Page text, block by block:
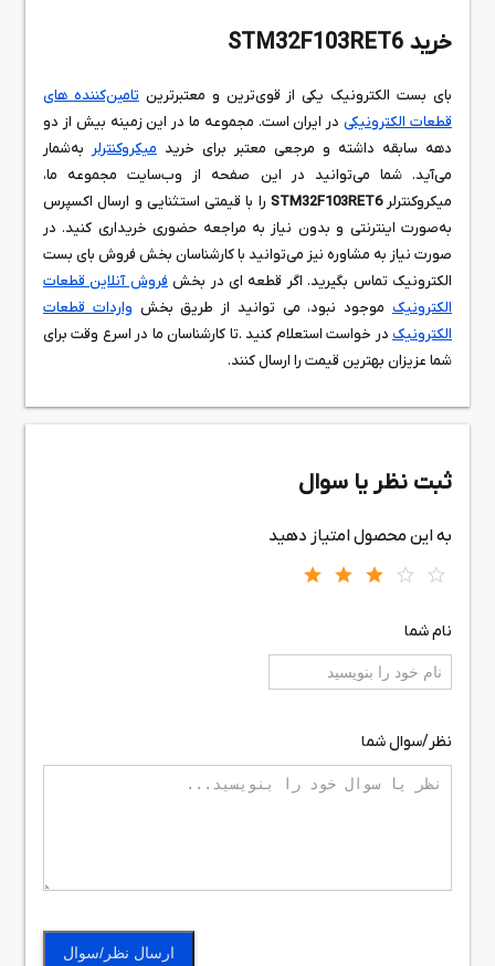
خرید STM32F103RET6
بای بست الکترونیک یکی از قوی‌ترین و معتبرترین تامین‌کننده های
قطعات الکترونیکیدر ایران است. مجموعه ما در این زمینه بیش از دو
دهه سابقه داشته و مرجعی معتبر برای خرید میکروکنترلر به‌شمار
می‌آید. شما می‌توانید در این صفحه از وب‌سایت مجموعه ما،
میکروکنترلرSTM32F103RET6 را با قیمتی استثنایی و ارسال اکسپرس
به‌صورت اینترنتی و بدون نیاز به مراجعه حضوری خریداری کنید. در
صورت نیاز به مشاوره نیز می‌توانید با کارشناسان بخش فروش بای بست
الکترونیک تماس بگیرید. اگر قطعه ای در بخش فروش آنلاین قطعات
الکترونیک موجود نبود، می توانید از طریق بخش واردات قطعات
الکترونیک در خواست استعلام کنید .تا کارشناسان ما در اسرع وقت برای
شما عزیزان بهترین قیمت را ارسال کنند.
ثبت نظر یا سوال
به این محصول امتیاز دهید
نام شما
نظر/سوال شما
ارسال نظر/سوال